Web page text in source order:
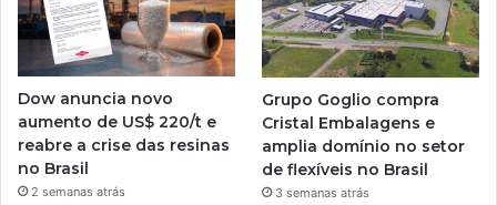
Dow anuncia novo
aumento de US$ 220/t e
reabre a crise das resinas
no Brasil
2 semanas atrás
Grupo Goglio compra
Cristal Embalagens e
amplia domínio no setor
de flexíveis no Brasil
3 semanas atrás